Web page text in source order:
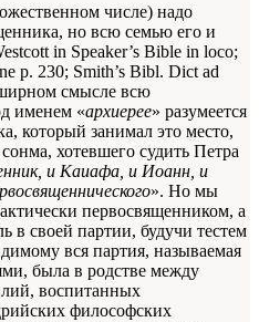
числе) надо
но всю семью его и
in Speaker’s Bible in loco;
p. 230; Smith’s Bibl. Dict ad
смысле всю
именем «архиерее» разумеется
который занимал это место,
хотевшего судить Петра
и Каиафа, и Иоанн, и
». Но мы
первосвященником, а
в своей партии, будучи тестем
вся партия, называемая
была в родстве между
воспитанных
философских